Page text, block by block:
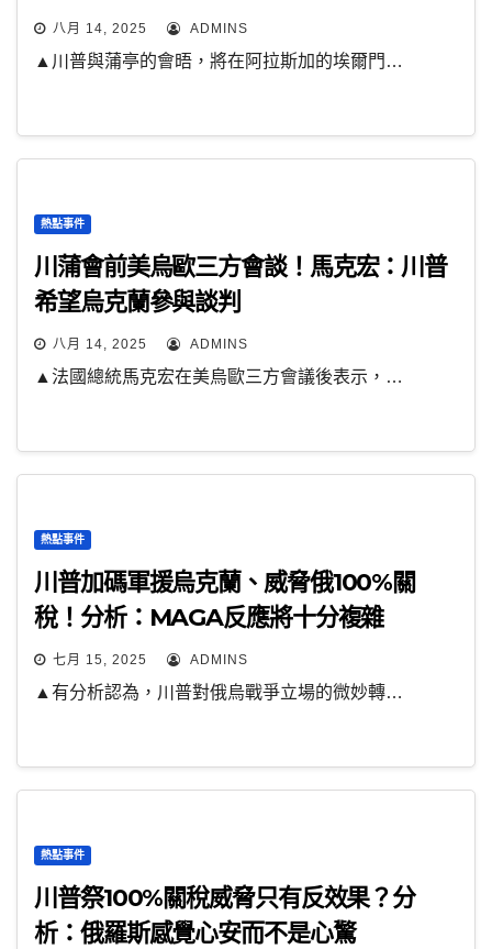
八月 14, 2025 ADMINS
▲川普與蒲亭的會晤，將在阿拉斯加的埃爾門…
熱點事件
川蒲會前美烏歐三方會談！馬克宏：川普
希望烏克蘭參與談判
八月 14, 2025 ADMINS
▲法國總統馬克宏在美烏歐三方會議後表示，…
熱點事件
川普加碼軍援烏克蘭、威脅俄100%關
稅！分析：MAGA反應將十分複雜
七月 15, 2025 ADMINS
▲有分析認為，川普對俄烏戰爭立場的微妙轉…
熱點事件
川普祭100%關稅威脅只有反效果？分
析：俄羅斯感覺心安而不是心驚